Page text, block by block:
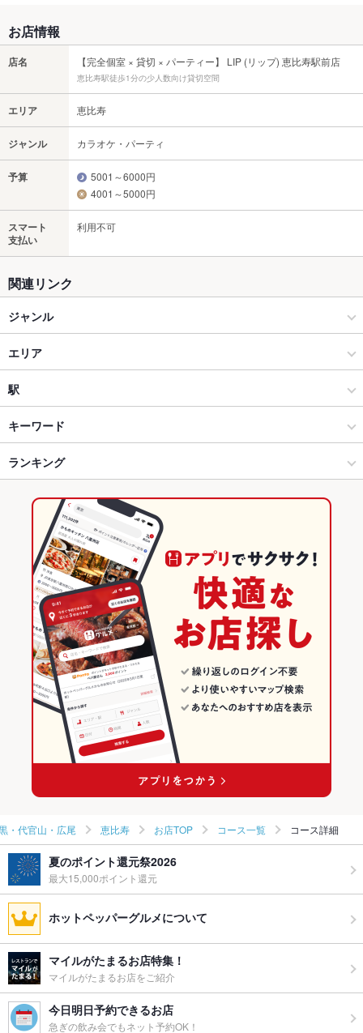
お店情報
店名 【完全個室 × 貸切 × パーティー】 LIP (リップ) 恵比寿駅前店
恵比寿駅徒歩1分の少人数向け貸切空間
エリア 恵比寿
ジャンル カラオケ・パーティ
予算
5001～6000円
4001～5000円
スマート
支払い
利用不可
関連リンク
ジャンル
カラオケ・パーティ
パーティー
恵比寿・中目黒・代官山・広尾 × カラオケ・パーティ
恵比寿・中目黒・代官山・広尾 × パーティー
恵比寿駅 × カラオケ・パーティ
恵比寿駅 × パーティー
エリア
恵比寿
恵比寿 × カラオケ・パーティ
恵比寿 × パーティー
東京 × カラオケ・パーティ
東京 × パーティー
駅
恵比寿駅
代官山駅
キーワード
ソーセージ
ランキング
東京のグルメランキング
東京のカラオケ・パーティランキング
東京のパーティーランキング
恵比寿・中目黒・代官山・広尾のグルメランキング
恵比寿のグルメランキング
・代官山・広尾 恵比寿 お店TOP コース一覧 コース詳細
夏のポイント還元祭2026
最大15,000ポイント還元
ホットペッパーグルメについて
マイルがたまるお店特集！
マイルがたまるお店をご紹介
今日明日予約できるお店
急ぎの飲み会でもネット予約OK！